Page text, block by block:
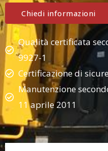
Chiedi informazioni
Qualità certificata
9927-1
Certificazione di
Manutenzione
11 aprile 2011